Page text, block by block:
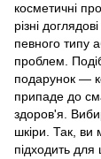
косметичні
різні
певного типу
проблем.
подарунок —
припаде до
здоров'я.
шкіри. Так, ви
підходить для